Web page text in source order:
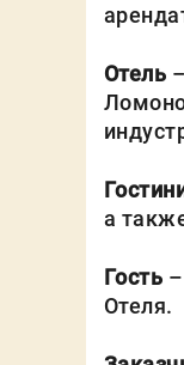
Отель
а
Гость
Отеля.